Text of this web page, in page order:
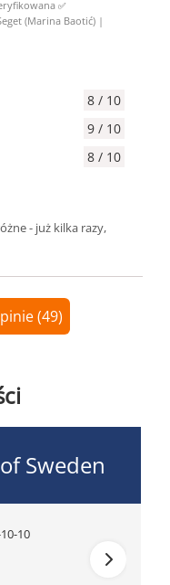
✅
(Marina Baotić) |
8 / 10
9 / 10
8 / 10
- już kilka razy,
(49)
Sweden
10